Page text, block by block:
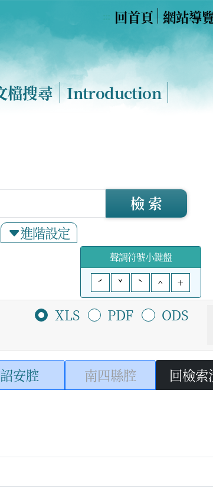
回首頁 網站導
檔搜尋 Introduction
進階設定
檢 索
聲調符號小鍵盤
ˊ
ˇ ˋ ^ +
XLS PDF ODS
詔安腔 南四縣腔 回檢索